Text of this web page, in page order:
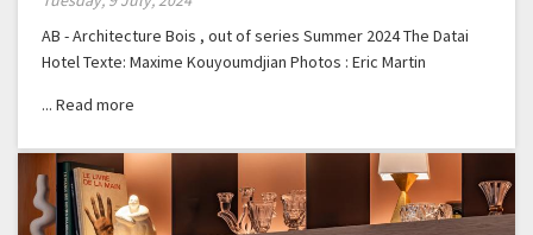
AB - Architecture Bois , out of series Summer 2024 The Datai
Hotel Texte: Maxime Kouyoumdjian Photos : Eric Martin